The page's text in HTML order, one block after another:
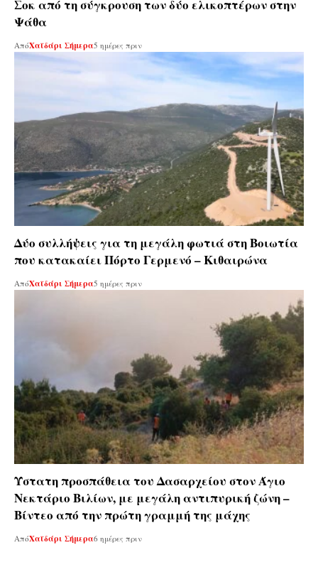
Σοκ από τη σύγκρουση των δύο ελικοπτέρων στην
Ψάθα
ΑπόΧαϊδάρι Σήμερα5 ημέρες πριν
Δύο συλλήψεις για τη μεγάλη φωτιά στη Βοιωτία
που κατακαίει Πόρτο Γερμενό – Κιθαιρώνα
ΑπόΧαϊδάρι Σήμερα5 ημέρες πριν
Ύστατη προσπάθεια του Δασαρχείου στον Άγιο
Νεκτάριο Βιλίων, με μεγάλη αντιπυρική ζώνη –
Βίντεο από την πρώτη γραμμή της μάχης
ΑπόΧαϊδάρι Σήμερα6 ημέρες πριν